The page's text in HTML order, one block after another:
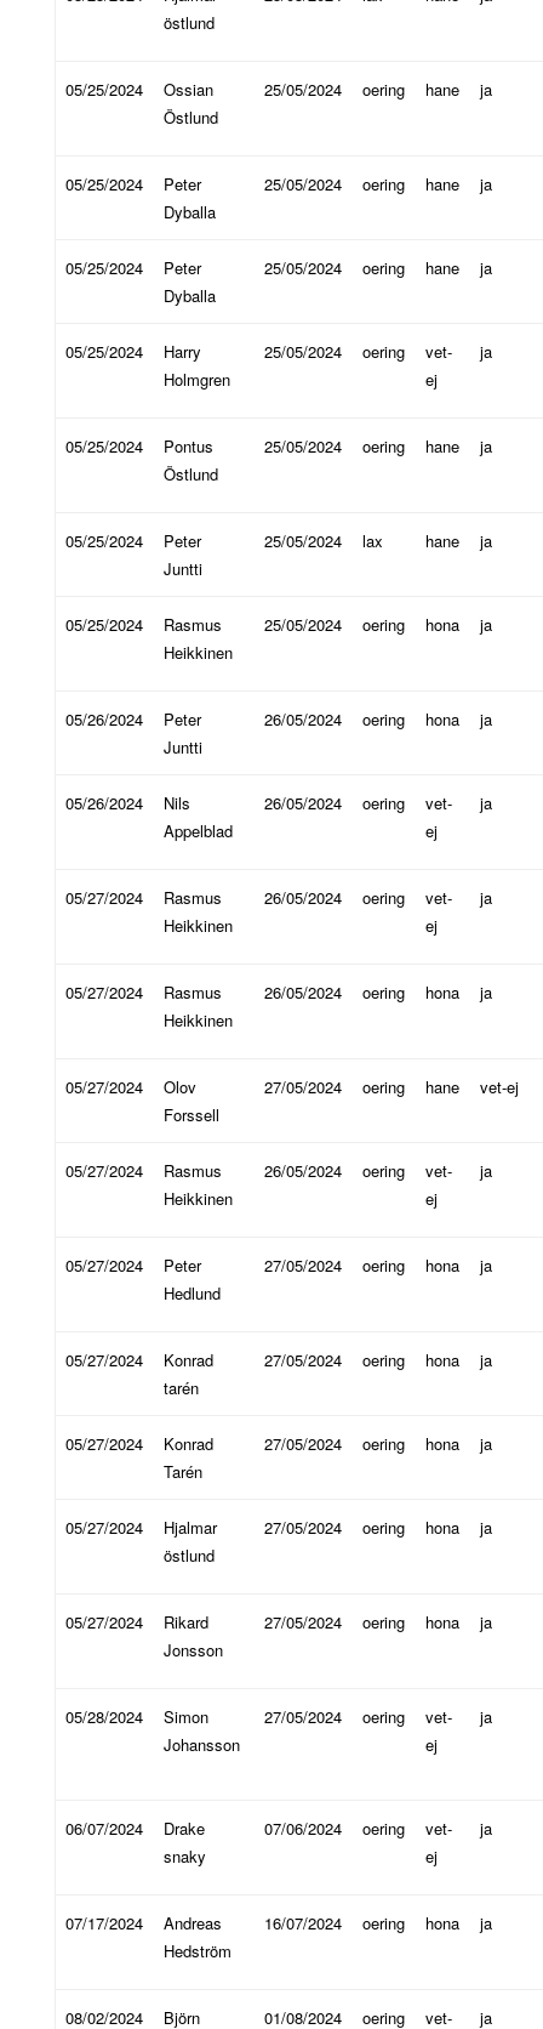
östlund
05/25/2024
Ossian
Östlund
25/05/2024 oering hane ja
05/25/2024
Peter
Dyballa
25/05/2024 oering hane ja
05/25/2024
Peter
Dyballa
25/05/2024 oering hane ja
05/25/2024
Harry
Holmgren
25/05/2024 oering
vet-
ej
ja
05/25/2024
Pontus
Östlund
25/05/2024 oering hane ja
05/25/2024
Peter
Juntti
25/05/2024 lax hane ja
05/25/2024
Rasmus
Heikkinen
25/05/2024 oering hona ja
05/26/2024
Peter
Juntti
26/05/2024 oering hona ja
05/26/2024
Nils
Appelblad
26/05/2024 oering
vet-
ej
ja
05/27/2024
Rasmus
Heikkinen
26/05/2024 oering
vet-
ej
ja
05/27/2024
Rasmus
Heikkinen
26/05/2024 oering hona ja
05/27/2024
Olov
Forssell
27/05/2024 oering hane vet-ej
05/27/2024
Rasmus
Heikkinen
26/05/2024 oering
vet-
ej
ja
05/27/2024
Peter
Hedlund
27/05/2024 oering hona ja
05/27/2024
Konrad
tarén
27/05/2024 oering hona ja
05/27/2024
Konrad
Tarén
27/05/2024 oering hona ja
05/27/2024
Hjalmar
östlund
27/05/2024 oering hona ja
05/27/2024
Rikard
Jonsson
27/05/2024 oering hona ja
05/28/2024
Simon
Johansson
27/05/2024 oering
vet-
ej
ja
06/07/2024
Drake
snaky
07/06/2024 oering
vet-
ej
ja
07/17/2024
Andreas
Hedström
16/07/2024 oering hona ja
08/02/2024 Björn 01/08/2024 oering vet- ja